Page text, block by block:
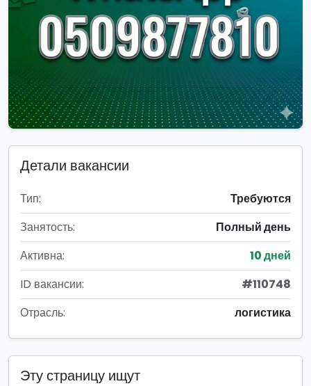
Детали вакансии
Тип:
Требуются
Занятость:
Полный день
Активна:
10 дней
ID вакансии:
#110748
Отрасль:
логистика
Эту страницу ищут